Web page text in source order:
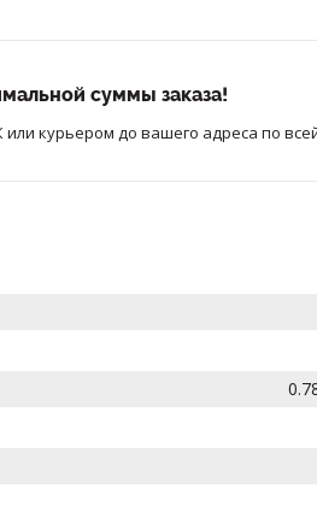
суммы заказа!
курьером до вашего адреса по